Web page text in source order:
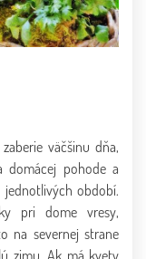
väčšinu dňa,
domácej pohode a
období.
pri dome vresy,
na severnej strane
zimu. Ak má kvety